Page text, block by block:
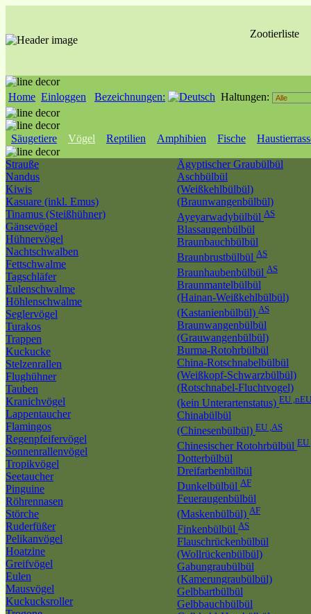
Zootierliste
Home Einloggen Bezeichnungen: Haltungen:
Säugetiere Vögel Reptilien Amphibien Fische
Strauße
Nandus
Kiwis
Kasuare (inkl. Emus)
Tinamus (Steißhühner)
Gänsevögel
Hühnervögel
Nachtschwalben
Fettschwalme
Tagschläfer
Eulenschwalme
Höhlenschwalme
Seglervögel
Turakos
Trappen
Kuckucke
Stelzenrallen
Flughühner
Tauben
Kranichvögel
Lappentaucher
Flamingos
Regenpfeifervögel
Sonnenrallenvögel
Tropikvögel
Seetaucher
Pinguine
Röhrennasen
Störche
Ruderfüßer
Pelikanvögel
Hoatzine
Greifvögel
Eulen
Mausvögel
Kuckucksroller
Ägyptischer Graubülbül
Aschbülbül
(Weißkehlbülbül)
(Braunwangenbülbül)
Ayeyarwadybülbül AS
Blassaugenbülbül
Braunbauchbülbül
Braunbrustbülbül AS
Braunhaubenbülbül AS
Braunmantelbülbül
(Hainan-Weißkehlbülbül)
(Kastanienbülbül) AS
Braunwangenbülbül
(Grauwangenbülbül)
Burma-Rotohrbülbül
China-Rotschnabelbülbül
(Weißkopf-Schwarzbülbül)
(Rotschnabel-Fluchtvogel)
(kein Unterartenstatus) EU
Chinabülbül
(Chinesenbülbül) EU ,AS
Chinesischer Rotohrbülbül EU
Dotterbülbül
Dreifarbenbülbül
Dunkelbülbül AF
Feueraugenbülbül
(Maskenbülbül) AF
Finkenbülbül AS
Flauschrückenbülbül
(Wollrückenbülbül)
Gabungraubülbül
(Kamerungraubülbül)
Gelbbartbülbül
Gelbbauchbülbül